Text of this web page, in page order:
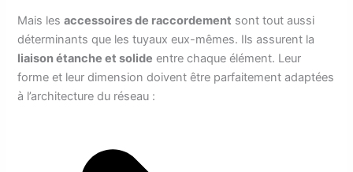
Mais lesaccessoires de raccordement sont tout aussi
déterminants que les tuyaux eux-mêmes. Ils assurent la
liaison étanche et solide entre chaque élément. Leur
forme et leur dimension doivent être parfaitement adaptées
à l’architecture du réseau :